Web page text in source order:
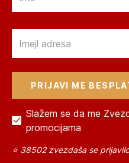
Slažem se da me
promocijama
⭐ 38502 zvezdaša se